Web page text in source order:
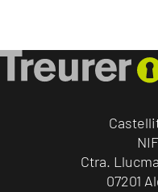
Ctra.
07201